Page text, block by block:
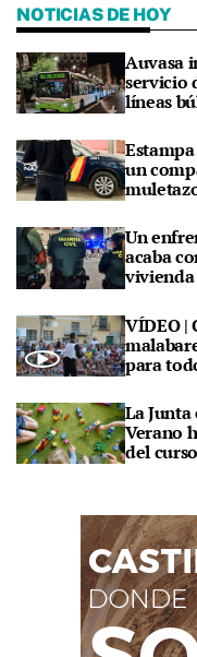
NOTICIAS DE HOY
Auvasa
servicio
líneas
un
Un
acaba
vivienda
VÍDEO |
para
La
Verano
del